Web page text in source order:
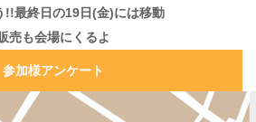
!!最終日の19日(金)には移動
売も会場にくるよ
参加様アンケート